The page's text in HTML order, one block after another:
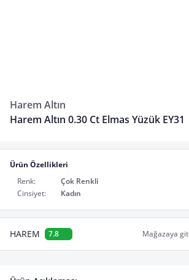
Harem Altın
Harem Altın 0.30 Ct Elmas Yüzük EY31
Ürün Özellikleri
Renk:
Çok Renkli
Cinsiyet:
Kadın
HAREM 7.8 Mağazaya git